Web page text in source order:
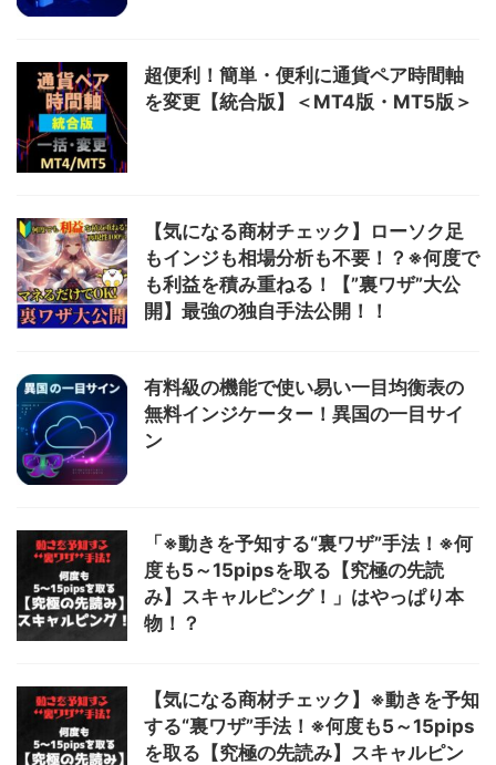
超便利！簡単・便利に通貨ペア時間軸
を変更【統合版】＜MT4版・MT5版＞
【気になる商材チェック】ローソク足
もインジも相場分析も不要！？※何度で
も利益を積み重ねる！【”裏ワザ”大公
開】最強の独自手法公開！！
有料級の機能で使い易い一目均衡表の
無料インジケーター！異国の一目サイ
ン
「※動きを予知する“裏ワザ”手法！※何
度も5～15pipsを取る【究極の先読
み】スキャルピング！」はやっぱり本
物！？
【気になる商材チェック】※動きを予知
する“裏ワザ”手法！※何度も5～15pips
を取る【究極の先読み】スキャルピン